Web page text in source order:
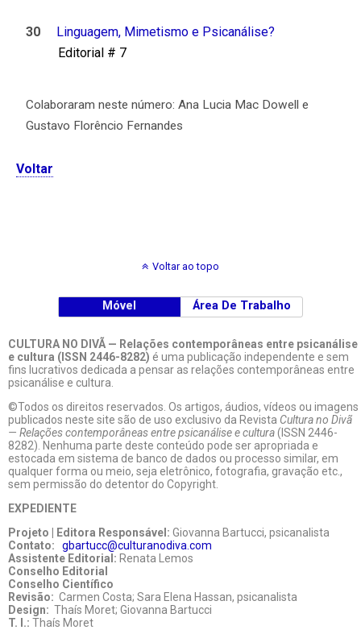
30
Linguagem, Mimetismo e Psicanálise?
Editorial # 7
Colaboraram neste número: Ana Lucia Mac Dowell e
Gustavo Florêncio Fernandes
Voltar
Voltar ao topo
Móvel Área De Trabalho
CULTURA NO DIVÃ — Relações contemporâneas entre psicanálise
e cultura (ISSN 2446-8282) é uma publicação independente e sem
fins lucrativos dedicada a pensar as relações contemporâneas entre
psicanálise e cultura.
©Todos os direitos reservados. Os artigos, áudios, vídeos ou imagens
publicados neste site são de uso exclusivo da Revista Cultura no Divã
— Relações contemporâneas entre psicanálise e cultura(ISSN 2446-
8282). Nenhuma parte deste conteúdo pode ser apropriada e
estocada em sistema de banco de dados ou processo similar, em
qualquer forma ou meio, seja eletrônico, fotografia, gravação etc.,
sem permissão do detentor do Copyright.
EXPEDIENTE
Projeto | Editora Responsável: Giovanna Bartucci, psicanalista
Contato: gbartucc@culturanodiva.com
Assistente Editorial: Renata Lemos
Conselho Editorial
Conselho Científico
Revisão: Carmen Costa; Sara Elena Hassan, psicanalista
Design: Thaís Moret; Giovanna Bartucci
T. I.: Thaís Moret